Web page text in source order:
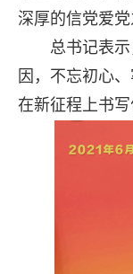
深厚的信党爱党
总书记表示
因，不忘初心
在新征程上书写